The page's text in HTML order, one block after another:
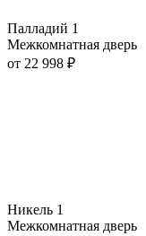
Палладий 1
Межкомнатная дверь
от 22 998 ₽
Никель 1
Межкомнатная дверь